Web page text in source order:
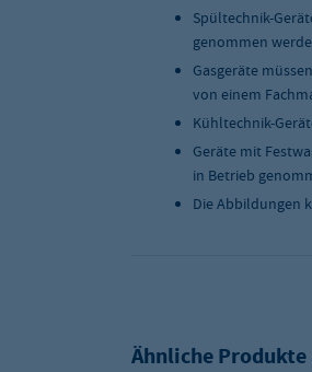
Spültechnik-
genommen
Gasgeräte
von einem
Kühltechnik-
Geräte mit
in Betrieb
Die Abbildungen
Ähnliche Produkte